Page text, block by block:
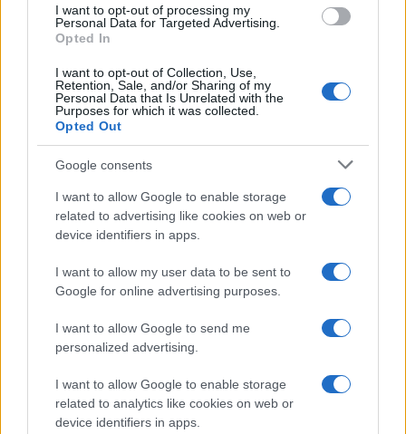
I want to opt-out of processing my
Personal Data for Targeted Advertising.
Opted In
I want to opt-out of Collection, Use,
Retention, Sale, and/or Sharing of my
Personal Data that Is Unrelated with the
Purposes for which it was collected.
Opted Out
Google consents
I want to allow Google to enable storage
related to advertising like cookies on web or
device identifiers in apps.
I want to allow my user data to be sent to
Google for online advertising purposes.
I want to allow Google to send me
personalized advertising.
I want to allow Google to enable storage
related to analytics like cookies on web or
device identifiers in apps.
Ricevi le nostre ultime news
da
Condividi l'articolo
F
a
ce
b
o
o
k
T
w
it
te
r
Pi
n
te
re
st
W
h
at
s
A
p
p
h
a
re
Articolo precedente
Prossimo articolo
NOTIZIE RECENTI